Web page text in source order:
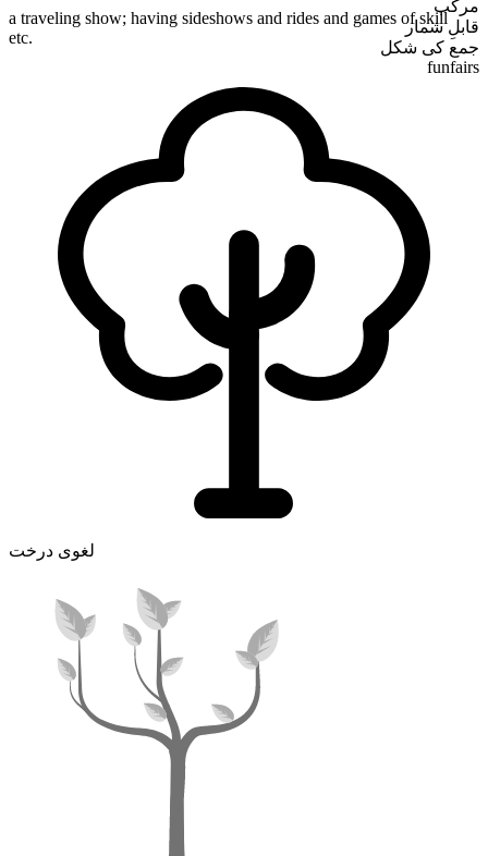
مرکب
قابلِ شمار
جمع کی شکل
funfairs
a traveling show; having sideshows and rides and games of skill
etc.
لغوی درخت